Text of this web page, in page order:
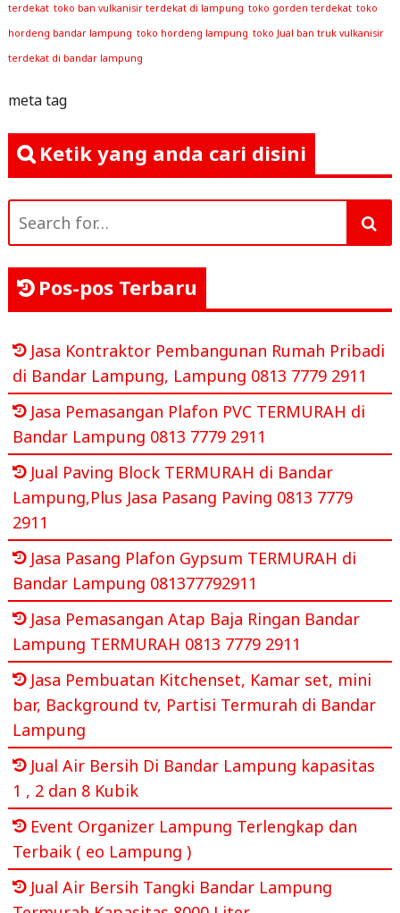
terdekat toko ban vulkanisir terdekat di lampung toko gorden terdekat toko
hordeng bandar lampung toko hordeng lampung toko Jual ban truk vulkanisir
terdekat di bandar lampung
meta tag
Ketik yang anda cari disini
for:
Pos-pos Terbaru
Jasa Kontraktor Pembangunan Rumah Pribadi
di Bandar Lampung, Lampung 0813 7779 2911
Jasa Pemasangan Plafon PVC TERMURAH di
Bandar Lampung 0813 7779 2911
Jual Paving Block TERMURAH di Bandar
Lampung,Plus Jasa Pasang Paving 0813 7779
2911
Jasa Pasang Plafon Gypsum TERMURAH di
Bandar Lampung 081377792911
Jasa Pemasangan Atap Baja Ringan Bandar
Lampung TERMURAH 0813 7779 2911
Jasa Pembuatan Kitchenset, Kamar set, mini
bar, Background tv, Partisi Termurah di Bandar
Lampung
Jual Air Bersih Di Bandar Lampung kapasitas
1 , 2 dan 8 Kubik
Event Organizer Lampung Terlengkap dan
Terbaik ( eo Lampung )
Jual Air Bersih Tangki Bandar Lampung